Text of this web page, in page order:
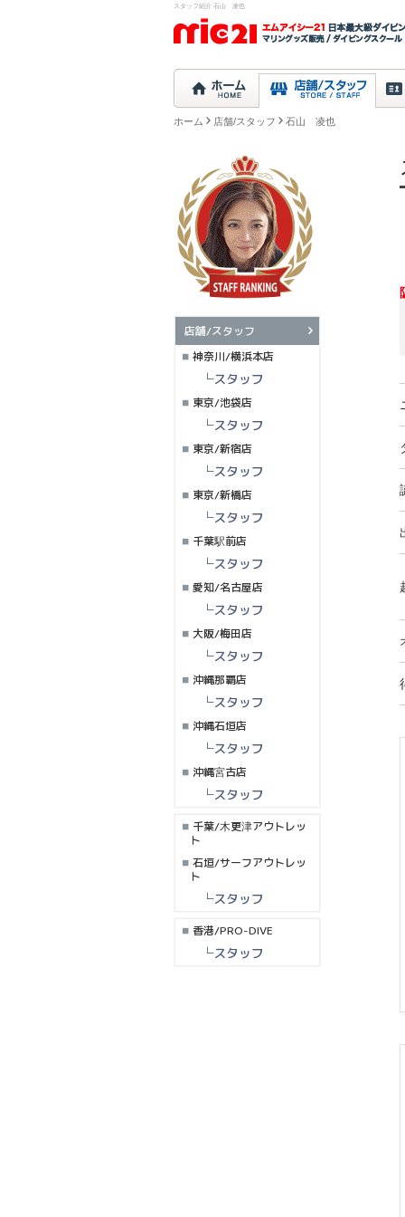
スタッフ紹介 石山 凌也
ホーム 店舗/スタッフ 石山 凌也
店舗/スタッフ
神奈川/横浜本店
└スタッフ
東京/池袋店
└スタッフ
東京/新宿店
└スタッフ
東京/新橋店
└スタッフ
千葉駅前店
└スタッフ
愛知/名古屋店
└スタッフ
大阪/梅田店
└スタッフ
沖縄那覇店
└スタッフ
沖縄石垣店
└スタッフ
沖縄宮古店
└スタッフ
千葉/木更津アウトレッ
ト
石垣/サーフアウトレッ
ト
└スタッフ
香港/PRO-DIVE
└スタッフ